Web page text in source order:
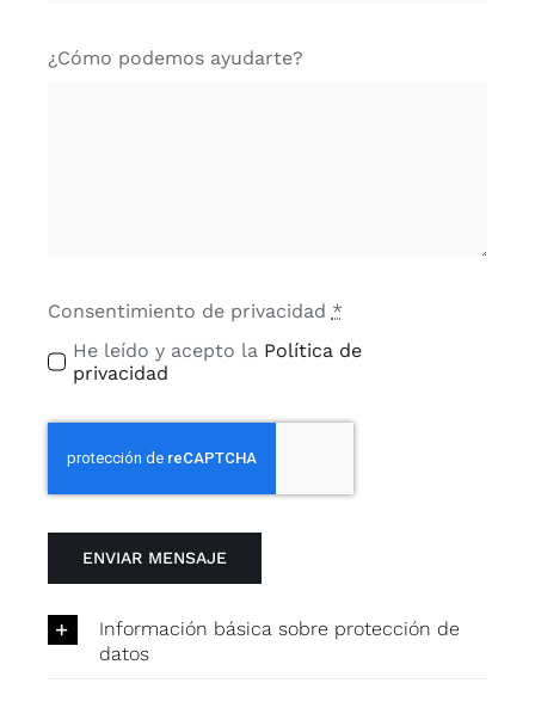
¿Cómo podemos ayudarte?
Consentimiento de privacidad *
He leído y acepto la Política de
privacidad
ENVIAR MENSAJE
Información básica sobre protección de
datos